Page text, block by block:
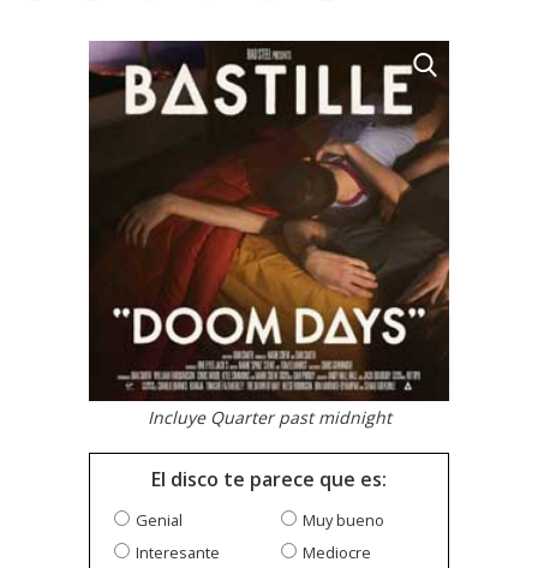
Incluye Quarter past midnight
El disco te parece que es:
Genial
Muy bueno
Interesante
Mediocre